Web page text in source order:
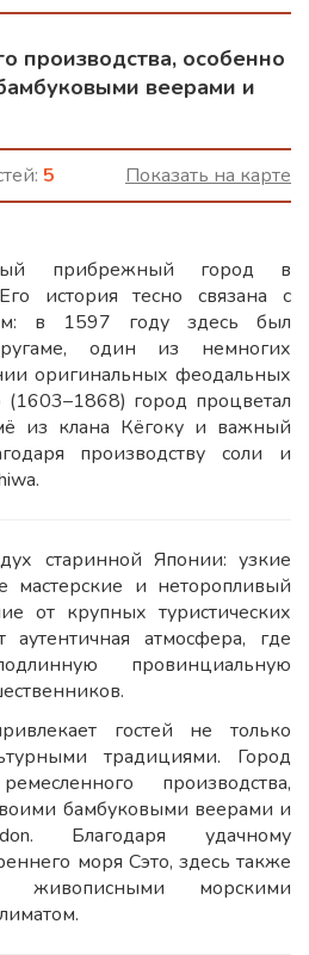
производства, особенно
веерами и
5 Показать на карте
прибрежный город в
история тесно связана с
в 1597 году здесь был
один из немногих
оригинальных феодальных
город процветал
из клана Кёгоку и важный
производству соли и
старинной Японии: узкие
мастерские и неторопливый
от крупных туристических
аутентичная атмосфера, где
провинциальную
гостей не только
традициями. Город
производства,
бамбуковыми веерами и
Благодаря удачному
моря Сэто, здесь также
живописными морскими